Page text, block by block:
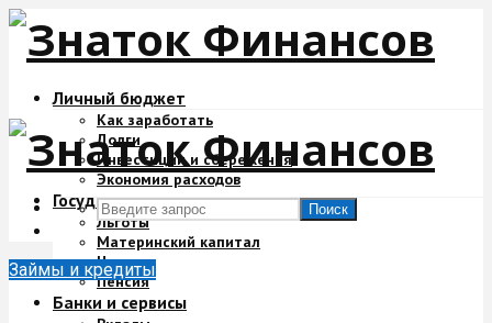
Личный бюджет
Как заработать
Долги
Инвестиции и сбережения
Экономия расходов
Государство и деньги
Льготы
Материнский капитал
Налоги
Пенсия
Банки и сервисы
Поиск
Займы и кредиты